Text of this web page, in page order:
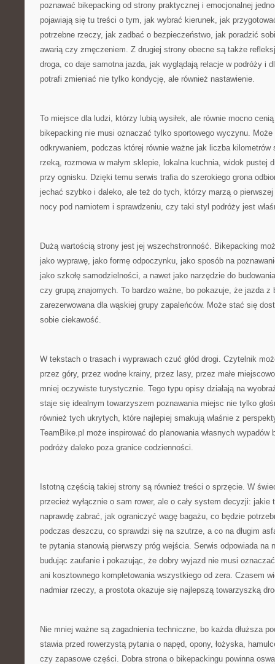
poznawać bikepacking od strony praktycznej i emocjonalnej
pojawiają się tu treści o tym, jak wybrać kierunek, jak
potrzebne rzeczy, jak zadbać o bezpieczeństwo, jak poradzić
awarią czy zmęczeniem. Z drugiej strony obecne są także
droga, co daje samotna jazda, jak wyglądają relacje w podróży i
potrafi zmieniać nie tylko kondycję, ale również nastawienie.
To miejsce dla ludzi, którzy lubią wysiłek, ale równie mocno
bikepacking nie musi oznaczać tylko sportowego wyczynu.
odkrywaniem, podczas której równie ważne jak liczba kilometrów
rzeką, rozmowa w małym sklepie, lokalna kuchnia, widok pustej
przy ognisku. Dzięki temu serwis trafia do szerokiego grona
jechać szybko i daleko, ale też do tych, którzy marzą o
nocy pod namiotem i sprawdzeniu, czy taki styl podróży jest
Dużą wartością strony jest jej wszechstronność. Bikepacking
jako wyprawę, jako formę odpoczynku, jako sposób na
jako szkołę samodzielności, a nawet jako narzędzie do
czy grupą znajomych. To bardzo ważne, bo pokazuje, że jazda z
zarezerwowana dla wąskiej grupy zapaleńców. Może stać się
sobie ciekawość.
W tekstach o trasach i wyprawach czuć głód drogi. Czytelnik
przez góry, przez wodne krainy, przez lasy, przez małe
mniej oczywiste turystycznie. Tego typu opisy działają na
staje się idealnym towarzyszem poznawania miejsc nie tylko
również tych ukrytych, które najlepiej smakują właśnie z
TeamBike.pl może inspirować do planowania własnych wypadów
podróży daleko poza granice codzienności.
Istotną częścią takiej strony są również treści o sprzęcie. W
przecież wyłącznie o sam rower, ale o cały system decyzji:
naprawdę zabrać, jak ograniczyć wagę bagażu, co będzie
podczas deszczu, co sprawdzi się na szutrze, a co na długim
te pytania stanowią pierwszy próg wejścia. Serwis odpowiada na
budując zaufanie i pokazując, że dobry wyjazd nie musi
ani kosztownego kompletowania wszystkiego od zera. Czasem
nadmiar rzeczy, a prostota okazuje się najlepszą towarzyszką
Nie mniej ważne są zagadnienia techniczne, bo każda dłuższa
stawia przed rowerzystą pytania o napęd, opony, łożyska,
czy zapasowe części. Dobra strona o bikepackingu powinna